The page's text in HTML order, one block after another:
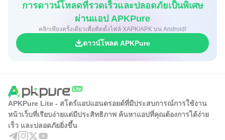
การดาวน์โหลดที่รวดเร็วและปลอดภัยเป็นพิเศษ
ผ่านแอป APKPure
คลิกเพียงครั้งเดียวเพื่อติดตั้งไฟล์ XAPK/APK บน Android!
ดาวน์โหลด APKPure
APKPure Lite - สโตร์แอปแอนดรอยด์ที่มีประสบการณ์การใช้งาน
หน้าเว็บที่เรียบง่ายแต่มีประสิทธิภาพ ค้นหาแอปที่คุณต้องการได้ง่าย
เร็ว และปลอดภัยยิ่งขึ้น